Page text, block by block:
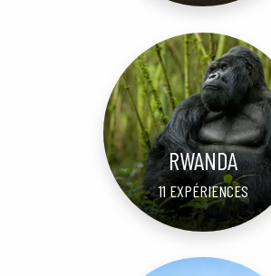
RWANDA
11 EXPÉRIENCES